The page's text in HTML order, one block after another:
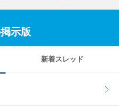
示版
新着スレッド